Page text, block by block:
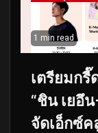
1 min read
เตรียมก
“ชิน เยอึ
จัดเอ็กซ์ค